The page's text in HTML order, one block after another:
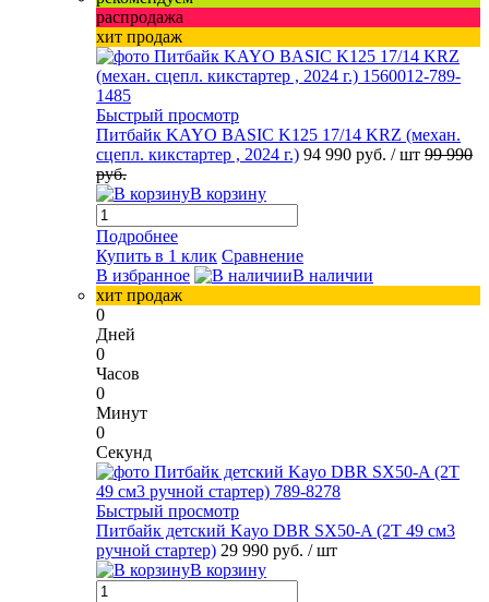
распродажа
хит продаж
Быстрый просмотр
Питбайк KAYO BASIC K125 17/14 KRZ (механ.
сцепл. кикстартер , 2024 г.) 94 990 руб. / шт 99 990
руб.
В корзину
Подробнее
Купить в 1 клик Сравнение
В избранное
В наличии
хит продаж
0
Дней
0
Часов
0
Минут
0
Секунд
Быстрый просмотр
Питбайк детский Kayo DBR SX50-A (2T 49 см3
ручной стартер) 29 990 руб. / шт
В корзину